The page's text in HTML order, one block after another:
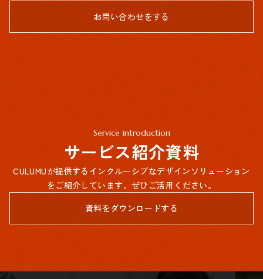
お問い合わせをする
Service introduction
サービス紹介資料
CULUMUが提供するインクルーシブなデザインソリューション
をご紹介しています。ぜひご活用ください。
資料をダウンロードする